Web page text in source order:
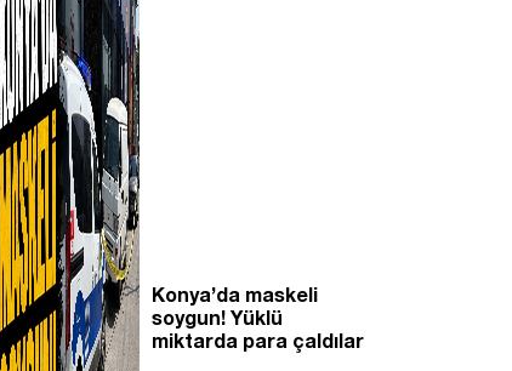
Konya’da maskeli
soygun! Yüklü
miktarda para çaldılar